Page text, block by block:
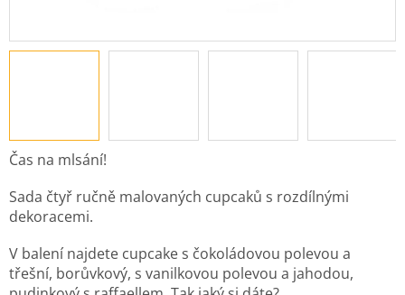
Čas na mlsání!
Sada čtyř ručně malovaných cupcaků s rozdílnými
dekoracemi.
V balení najdete cupcake s čokoládovou polevou a
třešní, borůvkový, s vanilkovou polevou a jahodou,